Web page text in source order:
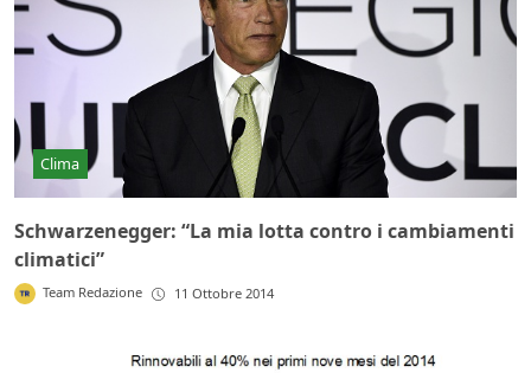
Clima
Schwarzenegger: “La mia lotta contro i cambiamenti
climatici”
Team Redazione 11 Ottobre 2014